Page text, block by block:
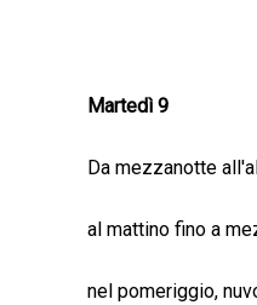
Martedì 9
Da mezzanotte
al mattino fino a
nel pomeriggio,